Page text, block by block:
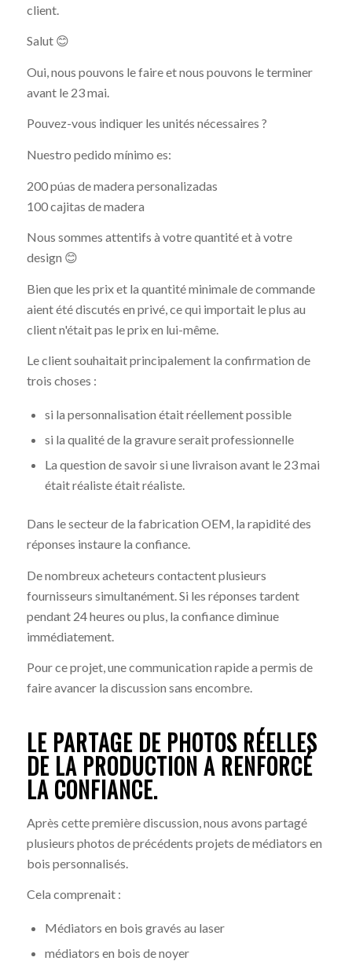
client.
Salut 😊
Oui, nous pouvons le faire et nous pouvons le terminer
avant le 23 mai.
Pouvez-vous indiquer les unités nécessaires ?
Nuestro pedido mínimo es:
200 púas de madera personalizadas
100 cajitas de madera
Nous sommes attentifs à votre quantité et à votre
design 😊
Bien que les prix et la quantité minimale de commande
aient été discutés en privé, ce qui importait le plus au
client n'était pas le prix en lui-même.
Le client souhaitait principalement la confirmation de
trois choses :
si la personnalisation était réellement possible
si la qualité de la gravure serait professionnelle
La question de savoir si une livraison avant le 23 mai
était réaliste était réaliste.
Dans le secteur de la fabrication OEM, la rapidité des
réponses instaure la confiance.
De nombreux acheteurs contactent plusieurs
fournisseurs simultanément. Si les réponses tardent
pendant 24 heures ou plus, la confiance diminue
immédiatement.
Pour ce projet, une communication rapide a permis de
faire avancer la discussion sans encombre.
LE PARTAGE DE PHOTOS RÉELLES
DE LA PRODUCTION A RENFORCÉ
LA CONFIANCE.
Après cette première discussion, nous avons partagé
plusieurs photos de précédents projets de médiators en
bois personnalisés.
Cela comprenait :
Médiators en bois gravés au laser
médiators en bois de noyer